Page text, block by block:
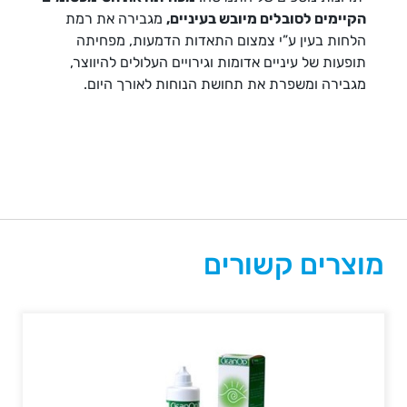
הקיימים לסובלים מיובש בעיניים, מגבירה את רמת
הלחות בעין ע”י צמצום התאדות הדמעות, מפחיתה
תופעות של עיניים אדומות וגירויים העלולים להיווצר,
מגבירה ומשפרת את תחושת הנוחות לאורך היום.
מוצרים קשורים